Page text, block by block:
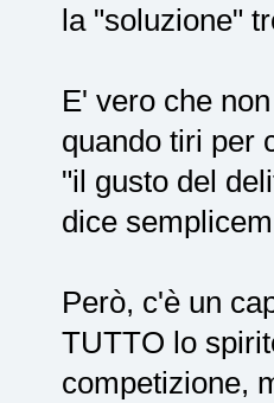
la "soluzione"
E' vero che
quando tiri per
"il gusto del
dice
Però, c'è un
TUTTO lo
competizione,